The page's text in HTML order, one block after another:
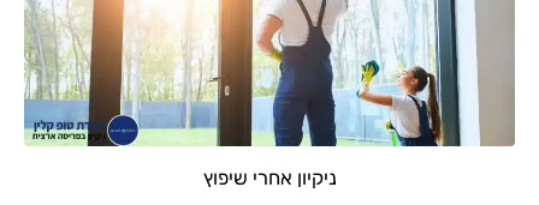
ניקיון אחרי שיפוץ